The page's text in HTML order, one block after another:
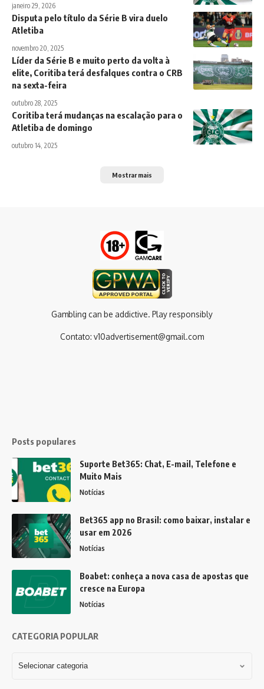
janeiro 29, 2026
Disputa pelo título da Série B vira duelo
Atletiba
novembro 20, 2025
Líder da Série B e muito perto da volta à
elite, Coritiba terá desfalques contra o CRB
na sexta-feira
outubro 28, 2025
Coritiba terá mudanças na escalação para o
Atletiba de domingo
outubro 14, 2025
Mostrar mais
Gambling can be addictive. Play responsibly
Contato: v10advertisement@gmail.com
Posts populares
Suporte Bet365: Chat, E-mail, Telefone e
Muito Mais
Notícias
Bet365 app no Brasil: como baixar, instalar e
usar em 2026
Notícias
Boabet: conheça a nova casa de apostas que
cresce na Europa
Notícias
CATEGORIA POPULAR